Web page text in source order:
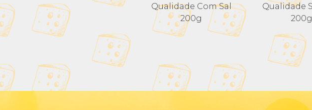
Qualidade Com Sal
200g
Qualidade
200g